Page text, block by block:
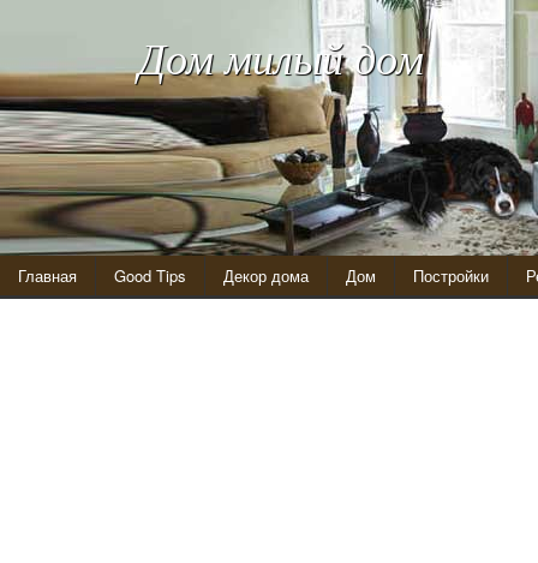
Дом милый дом
Главная Good Tips Декор дома Дом Постройки